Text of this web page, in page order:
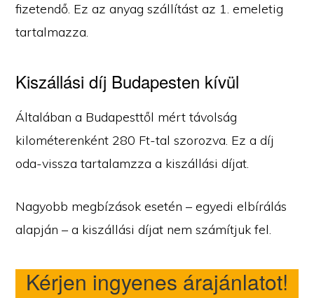
fizetendő. Ez az anyag szállítást az 1. emeletig
tartalmazza.
Kiszállási díj Budapesten kívül
Általában a Budapesttől mért távolság
kilométerenként 280 Ft-tal szorozva. Ez a díj
oda-vissza tartalamzza a kiszállási díjat.
Nagyobb megbízások esetén – egyedi elbírálás
alapján – a kiszállási díjat nem számítjuk fel.
Kérjen ingyenes árajánlatot!